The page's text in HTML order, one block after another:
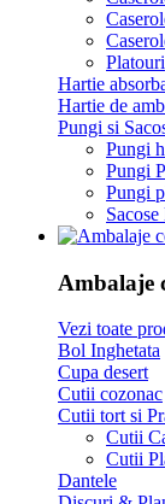
Platouri
Hartie
Hartie de
Pungi si
Pungi
Pungi
Pungi
Ambalaje
Vezi toate
Bol Inghetata
Cupa desert
Cutii cozonac
Cutii tort si
Cutii
Cutii
Dantele